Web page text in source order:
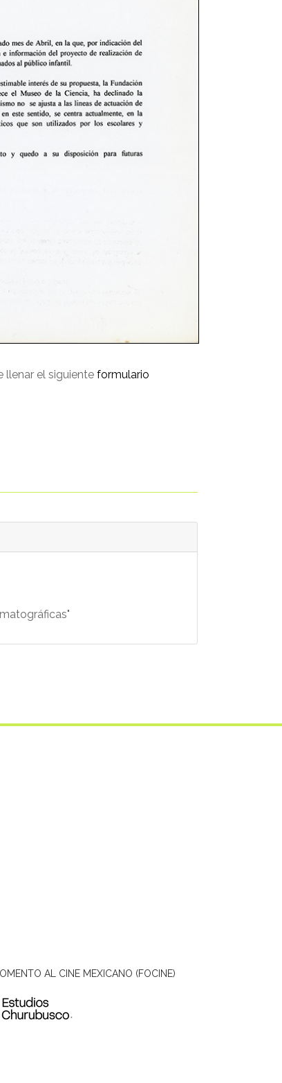
llenar el siguiente formulario
AL CINE MEXICANO (FOCINE)